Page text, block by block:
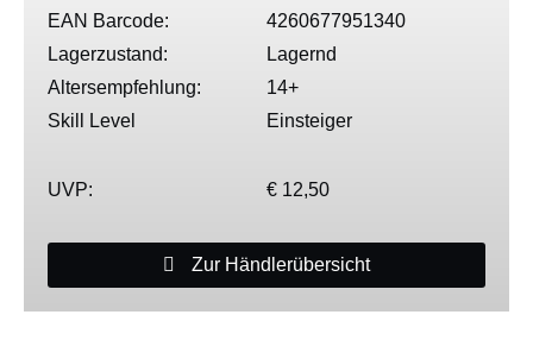
EAN Barcode:
4260677951340
Lagerzustand:
Lagernd
Altersempfehlung:
14+
Skill Level
Einsteiger
UVP: € 12,50
Zur Händlerübersicht